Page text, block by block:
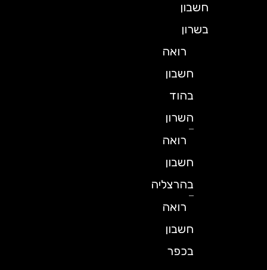
חשבון
בשרון
רואה
חשבון
בהוד
השרון
רואה
חשבון
בהרצליה
רואה
חשבון
בכפר